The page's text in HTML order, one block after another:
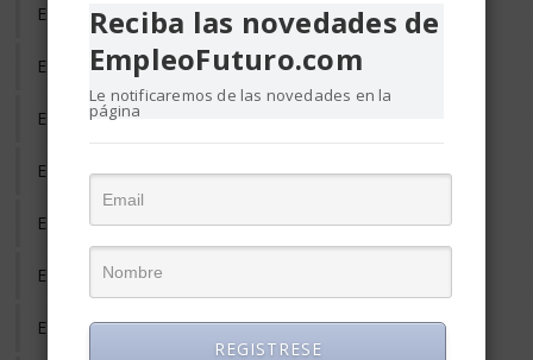
Empleo en el Mundo
Empleo Freelance
Empleo Informal
Empleo Temporal
Emprendedores
Entrevista de Trabajo
Equilibrio Vida y Trabajo
Reciba las novedades de
EmpleoFuturo.com
Le notificaremos de las novedades en la
página
REGISTRESE